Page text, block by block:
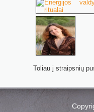
Toliau į straipsnių